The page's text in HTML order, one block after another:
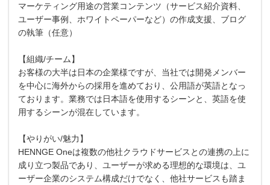
マーケティング用途の営業コンテンツ（サービス紹介資料、
ユーザー事例、ホワイトペーパーなど）の作成支援、ブログ
の執筆（任意）
【組織/チーム】
お客様の大半は日本の企業様ですが、当社では開発メンバー
を中心に海外からの採用を進めており、公用語が英語となっ
ております。業務では日本語を使用するシーンと、英語を使
用するシーンが混在しています。
【やりがい/魅力】
HENNGE Oneは複数の他社クラウドサービスとの連携の上に
成り立つ製品であり、ユーザーが求める理想的な環境は、ユ
ーザー企業のシステム構成だけでなく、他社サービスも踏ま